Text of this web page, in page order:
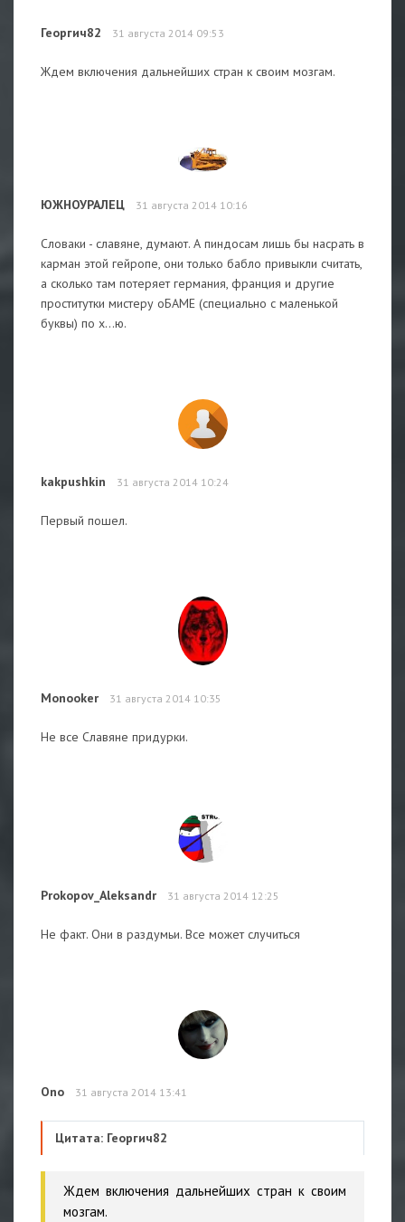
Георгич82 31 августа 2014 09:53
Ждем включения дальнейших стран к своим мозгам.
ЮЖНОУРАЛЕЦ 31 августа 2014 10:16
Словаки - славяне, думают. А пиндосам лишь бы насрать в
карман этой гейропе, они только бабло привыкли считать,
а сколько там потеряет германия, франция и другие
проститутки мистеру оБАМЕ (специально с маленькой
буквы) по х...ю.
kakpushkin 31 августа 2014 10:24
Первый пошел.
Monooker 31 августа 2014 10:35
Не все Славяне придурки.
Prokopov_Aleksandr 31 августа 2014 12:25
Не факт. Они в раздумьи. Все может случиться
Ono 31 августа 2014 13:41
Цитата: Георгич82
Ждем включения дальнейших стран к своим
мозгам.